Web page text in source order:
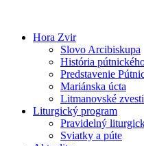
obsah
Hora Zvir
Slovo Arcibiskupa
História
Predstavenie
Mariánska úcta
Litmanovské zvesti
Liturgický program
Pravidelný
Sviatky a púte